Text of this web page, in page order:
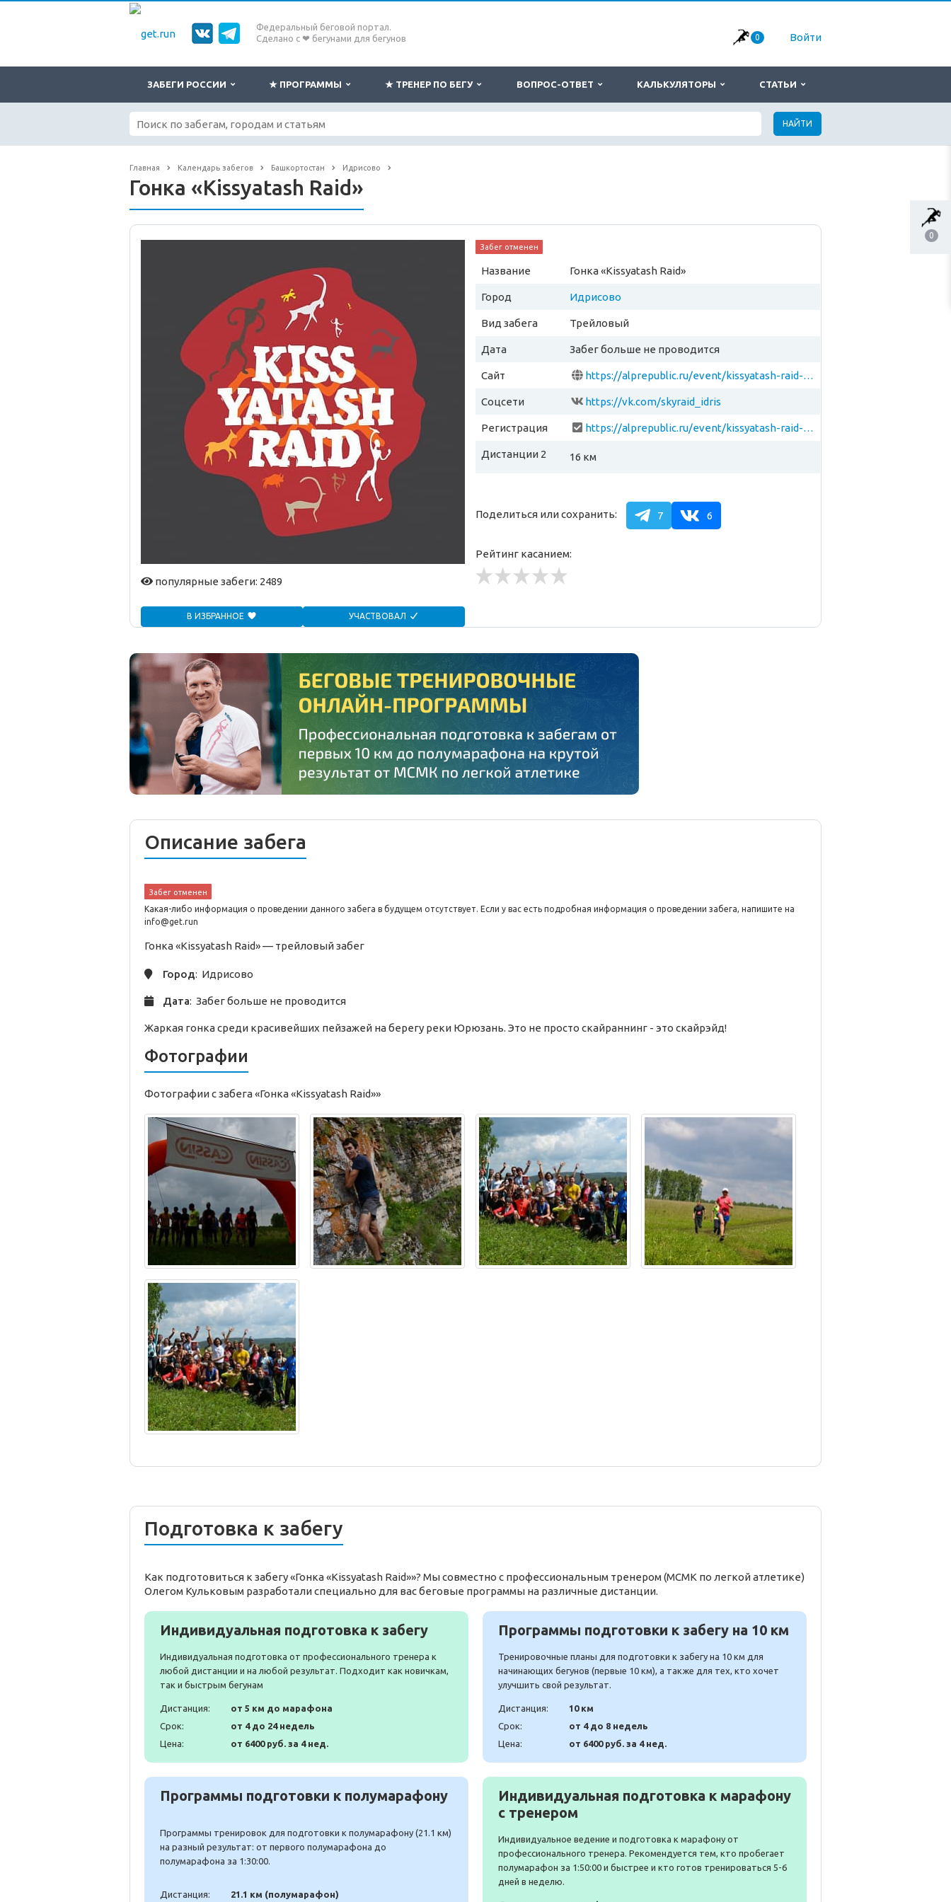
0
Федеральный беговой портал.
Сделано с ❤ бегунами для бегунов
0 Войти
ЗАБЕГИ РОССИИ ★ ПРОГРАММЫ ★ ТРЕНЕР ПО БЕГУ ВОПРОС-ОТВЕТ КАЛЬКУЛЯТОРЫ СТАТЬИ
НАЙТИ
Главная Календарь забегов Башкортостан Идрисово
Гонка «Kissyatash Raid»
популярные забеги: 2489
В ИЗБРАННОЕ УЧАСТВОВАЛ
Забег отменен
Название Гонка «Kissyatash Raid»
Город Идрисово
Вид забега Трейловый
Дата Забег больше не проводится
Сайт https://alprepublic.ru/event/kissyatash-raid-2019
Соцсети https://vk.com/skyraid_idris
Регистрация https://alprepublic.ru/event/kissyatash-raid-2019
Дистанции 2 16 км
Поделиться или сохранить: 7 6
Рейтинг касанием:
Описание забега
Забег отменен
Какая-либо информация о проведении данного забега в будущем отсутствует. Если у вас есть подробная информация о проведении забега, напишите на
info@get.run
Гонка «Kissyatash Raid» — трейловыйзабег
Город: Идрисово
Дата: Забег больше не проводится
Жаркая гонка среди красивейших пейзажей на берегу реки Юрюзань. Это не просто скайраннинг - это скайрэйд!
Фотографии
Фотографии с забега «Гонка «Kissyatash Raid»»
Подготовка к забегу
Как подготовиться к забегу «Гонка «Kissyatash Raid»»? Мы совместно с профессиональным тренером (МСМК по легкой атлетике)
Олегом Кульковым разработали специально для вас беговые программы на различные дистанции.
Индивидуальная подготовка к забегу
Индивидуальная подготовка от профессионального тренера к
любой дистанции и на любой результат. Подходит как новичкам,
так и быстрым бегунам
Дистанция:
от 5 км до марафона
Срок:
от 4 до 24 недель
Цена:
от 6400 руб. за 4 нед.
Программы подготовки к забегу на 10 км
Тренировочные планы для подготовки к забегу на 10 км для
начинающих бегунов (первые 10 км), а также для тех, кто хочет
улучшить свой результат.
Дистанция:
10 км
Срок:
от 4 до 8 недель
Цена:
от 6400 руб. за 4 нед.
Программы подготовки к полумарафону
Программы тренировок для подготовки к полумарафону (21.1 км)
на разный результат: от первого полумарафона до
полумарафона за 1:30:00.
Дистанция:
21.1 км (полумарафон)
Индивидуальная подготовка к марафону
с тренером
Индивидуальное ведение и подготовка к марафону от
профессионального тренера. Рекомендуется тем, кто пробегает
полумарафон за 1:50:00 и быстрее и кто готов тренироваться 5-6
дней в неделю.